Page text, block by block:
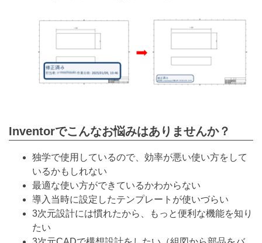
Inventorでこんなお悩みはありませんか？
独学で使用しているので、効率が悪い使い方をして
いるかもしれない
最適な使い方ができているかわからない
導入当時に設定したテンプレートが使いづらい
3次元設計には慣れたから、もっと便利な機能を知り
たい